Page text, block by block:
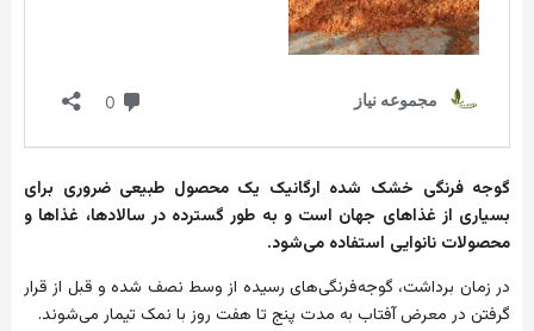
گوجه فرنگی خشک شده ارگانیک یک محصول طبیعی ضروری برای
بسیاری از غذاهای جهان است و به طور گسترده در سالادها، غذاها و
محصولات نانوایی استفاده می‌شود.
در زمان برداشت، گوجه‌فرنگی‌های رسیده از وسط نصف شده و قبل از قرار
گرفتن در معرضآفتاب به مدت پنج تا هفت روز با نمک تیمار می‌شوند.